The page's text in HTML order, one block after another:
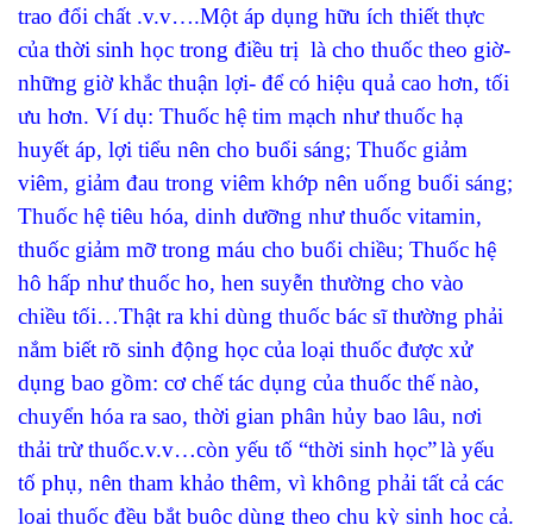
trao đổi chất .v.v….Một áp dụng hữu ích thiết thực
của thời sinh học trong điều trị là cho thuốc theo giờ-
những giờ khắc thuận lợi- để có hiệu quả cao hơn, tối
ưu hơn. Ví dụ: Thuốc hệ tim mạch như thuốc hạ
huyết áp, lợi tiểu nên cho buổi sáng; Thuốc giảm
viêm, giảm đau trong viêm khớp nên uống buổi sáng;
Thuốc hệ tiêu hóa, dinh dưỡng như thuốc vitamin,
thuốc giảm mỡ trong máu cho buổi chiều; Thuốc hệ
hô hấp như thuốc ho, hen suyễn thường cho vào
chiều tối…Thật ra khi dùng thuốc bác sĩ thường phải
nắm biết rõ sinh động học của loại thuốc được xử
dụng bao gồm: cơ chế tác dụng của thuốc thế nào,
chuyển hóa ra sao, thời gian phân hủy bao lâu, nơi
thải trừ thuốc.v.v…còn yếu tố “thời sinh học”là yếu
tố phụ, nên tham khảo thêm, vì không phải tất cả các
loại thuốc đều bắt buộc dùng theo chu kỳ sinh học cả.